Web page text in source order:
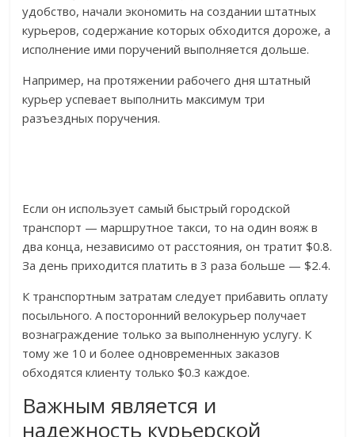
удобство, начали экономить на создании штатных
курьеров, содержание которых обходится дороже, а
исполнение ими поручений выполняется дольше.
Например, на протяжении рабочего дня штатный
курьер успевает выполнить максимум три
разъездных поручения.
Если он использует самый быстрый городской
транспорт — маршрутное такси, то на один вояж в
два конца, независимо от расстояния, он тратит $0.8.
За день приходится платить в 3 раза больше — $2.4.
К транспортным затратам следует прибавить оплату
посыльного. А посторонний велокурьер получает
вознаграждение только за выполненную услугу. К
тому же 10 и более одновременных заказов
обходятся клиенту только $0.3 каждое.
Важным является и
надежность курьерской